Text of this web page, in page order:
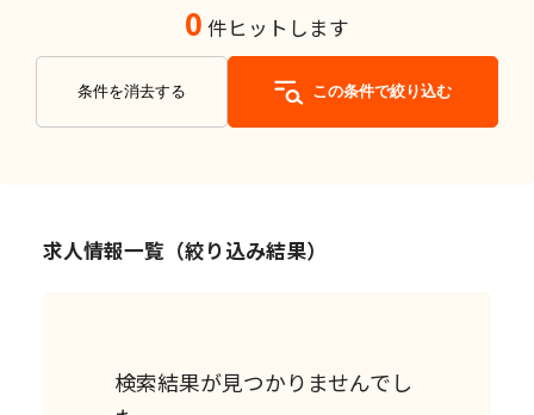
0 件ヒットします
条件を消去する この条件で絞り込む
求人情報一覧（絞り込み結果）
検索結果が見つかりませんでし